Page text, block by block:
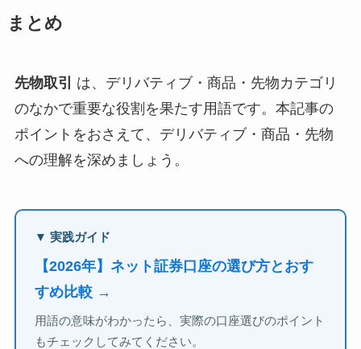
まとめ
先物取引
は、デリバティブ・商品・先物カテゴリ
のなかで重要な役割を果たす用語です。本記事の
ポイントをおさえて、デリバティブ・商品・先物
への理解を深めましょう。
▼ 実践ガイド
【2026年】ネット証券口座の選び方とおす
すめ比較 →
用語の意味がわかったら、実際の口座選びのポイント
もチェックしてみてください。